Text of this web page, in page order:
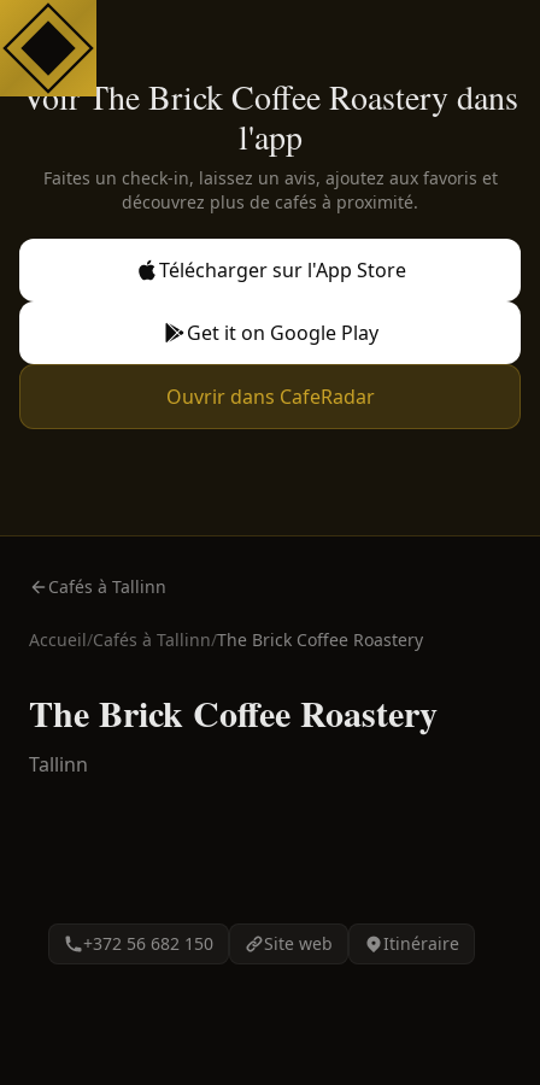
Voir The Brick Coffee Roastery dans
l'app
Faites un check-in, laissez un avis, ajoutez aux favoris et
découvrez plus de cafés à proximité.
Télécharger sur l'App Store
Get it on Google Play
Ouvrir dans CafeRadar
Cafés à Tallinn
Accueil/Cafés à Tallinn/The Brick Coffee Roastery
The Brick Coffee Roastery
Tallinn
+372 56 682 150 Site web Itinéraire